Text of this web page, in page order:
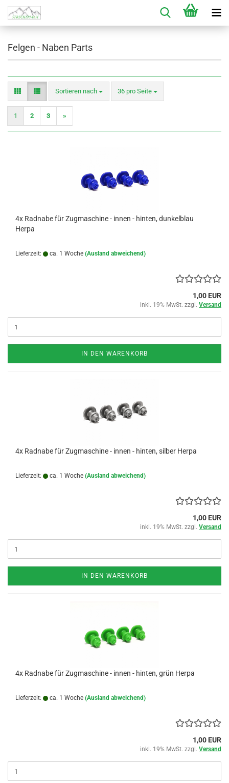
Felgen - Naben Parts
Sortieren nach
Sortieren nach 36 pro Seite
pro Seite
1 2 3 »
4x Radnabe für Zugmaschine - innen - hinten, dunkelblau
Herpa
Lieferzeit: ca. 1 Woche (Ausland abweichend)
1,00 EUR
inkl. 19% MwSt. zzgl. Versand
IN DEN WARENKORB
4x Radnabe für Zugmaschine - innen - hinten, silber Herpa
Lieferzeit: ca. 1 Woche (Ausland abweichend)
1,00 EUR
inkl. 19% MwSt. zzgl. Versand
IN DEN WARENKORB
4x Radnabe für Zugmaschine - innen - hinten, grün Herpa
Lieferzeit: ca. 1 Woche (Ausland abweichend)
1,00 EUR
inkl. 19% MwSt. zzgl. Versand